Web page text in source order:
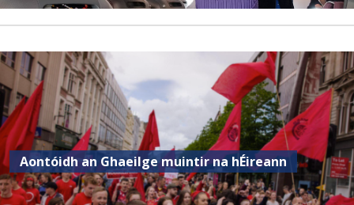
Aontóidh an Ghaeilge muintir na hÉireann